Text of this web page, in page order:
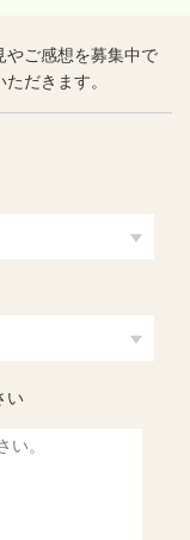
やご感想を募集中で
だきます。
い